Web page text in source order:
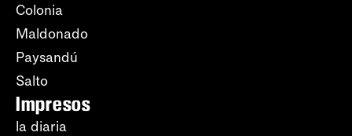
Colonia
Maldonado
Paysandú
Salto
Impresos
la diaria